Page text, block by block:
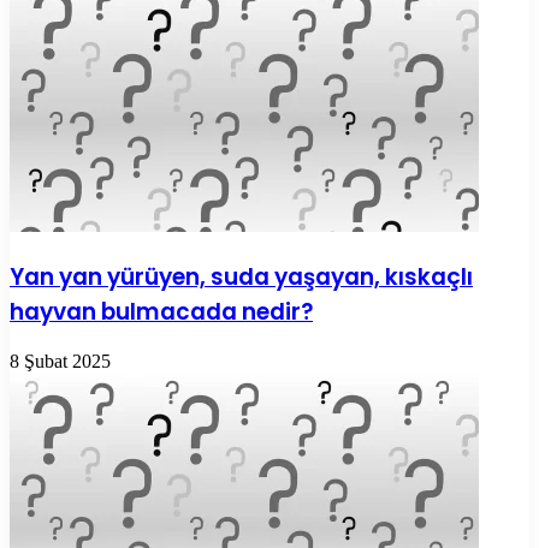
Yan yan yürüyen, suda yaşayan, kıskaçlı
hayvan bulmacada nedir?
8 Şubat 2025